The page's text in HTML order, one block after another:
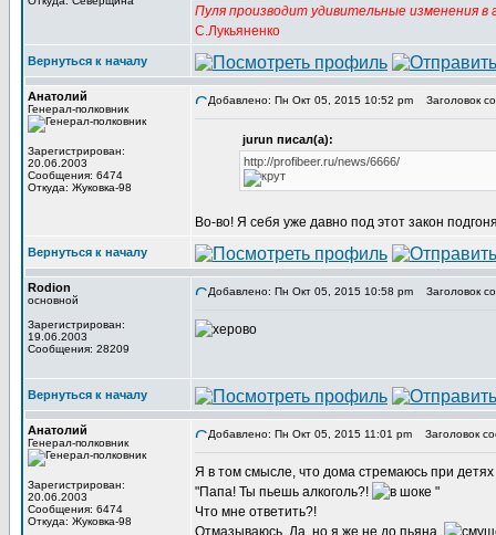
Пуля производит удивительные изменения в
С.Лукьяненко
Вернуться к началу
Анатолий
Генерал-полковник
Зарегистрирован:
20.06.2003
Сообщения: 6474
Откуда: Жуковка-98
Добавлено: Пн Окт 05, 2015 10:52 pm Заголовок
jurun писал(а):
http://profibeer.ru/news/6666/
Во-во! Я себя уже давно под этот закон
Вернуться к началу
Rodion
основной
Зарегистрирован:
19.06.2003
Сообщения: 28209
Добавлено: Пн Окт 05, 2015 10:58 pm Заголовок
Вернуться к началу
Анатолий
Генерал-полковник
Зарегистрирован:
20.06.2003
Сообщения: 6474
Откуда: Жуковка-98
Добавлено: Пн Окт 05, 2015 11:01 pm Заголовок
Я в том смысле, что дома стремаюсь при детях
"Папа! Ты пьешь алкоголь?!
"
Что мне ответить?!
Отмазываюсь. Да, но я же не до пьяна.